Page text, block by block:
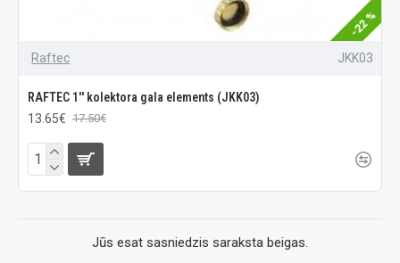
-22 %
Raftec JKK03
RAFTEC 1'' kolektora gala elements (JKK03)
13.65€ 17.50€
Jūs esat sasniedzis saraksta beigas.